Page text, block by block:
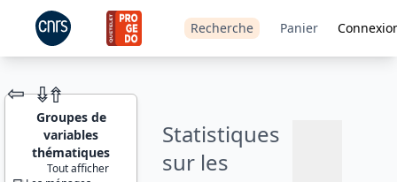
Recherche Panier
Statistiques
sur les
⇦ ⇮⇮
Groupes de
variables
thématiques
Tout afficher